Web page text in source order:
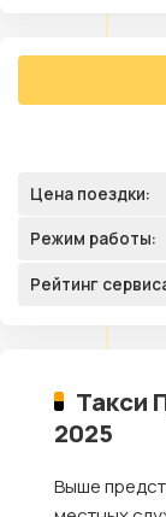
Цена поездки:
Режим работы:
Рейтинг
Такси
2025
Выше